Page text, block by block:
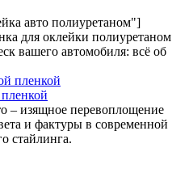
авто полиуретаном"]
для оклейки полиуретаном
вашего автомобиля: всё об
– изящное перевоплощение
и фактуры в современной
стайлинга.